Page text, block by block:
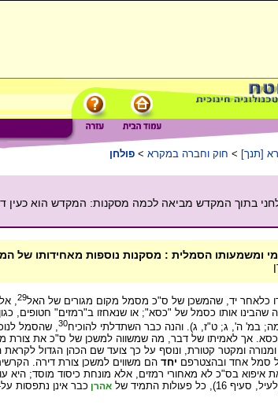
[תנך] > חוק וחברה במקרא > פולחן
בתוך המקדש מביאה לכמה מסקנות: המקדש הוא כעין
ומשמעותו הסמלית : מסקנות נוספות מאחידותו של
כלאחר יד, שהמשכן של ס"כ מסמל מקום מגורים של האל29
,
שהבינו אותו כסמל של "כסא"; או שנאחזו ב"רמזים" חטופים, כגון
במ' ה', ג; ט"ז, ג). והנה כבר השתדלתי להוכיח30, שהסמל
אך לאמיתו של דבר, מה שמשווה למשכן של ס"כ את צורת
ומקטר קטורת, ונוסף על כך צועד שם הכהן הגדול לקראת
סמל אחד ובהצטרפם יחד הם משווים למשכן צורת דירה.
איפוא בס"כ לא מאחורי רמזים, אלא מונחת כיסוד מוסד; היא
התמיד של
אהרן כבר אינן נתפסות